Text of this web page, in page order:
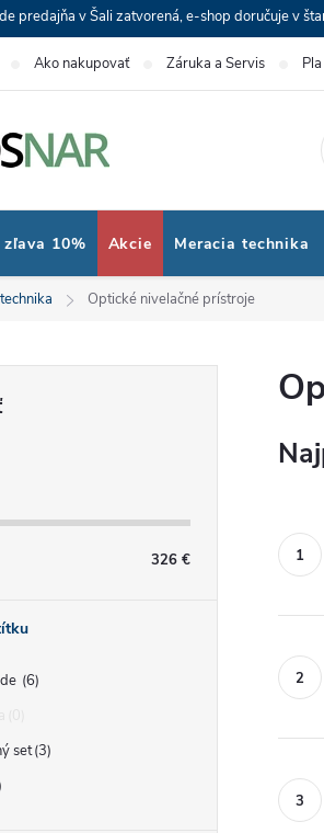
predajňa v Šali zatvorená, e-shop doručuje v
Ako nakupovať Záruka a Servis
10% Akcie Meracia technika
Optické nivelačné prístroje
326 €
6
set 3